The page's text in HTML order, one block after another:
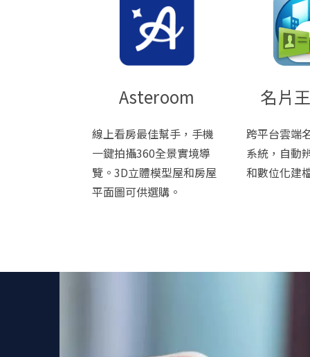
Asteroom
線上看房最佳幫手，手機
一鍵拍攝360全景實境導
覽。3D立體模型屋和房屋
平面圖可供選購。
名片
跨平台雲端
系統，自動
和數位化建